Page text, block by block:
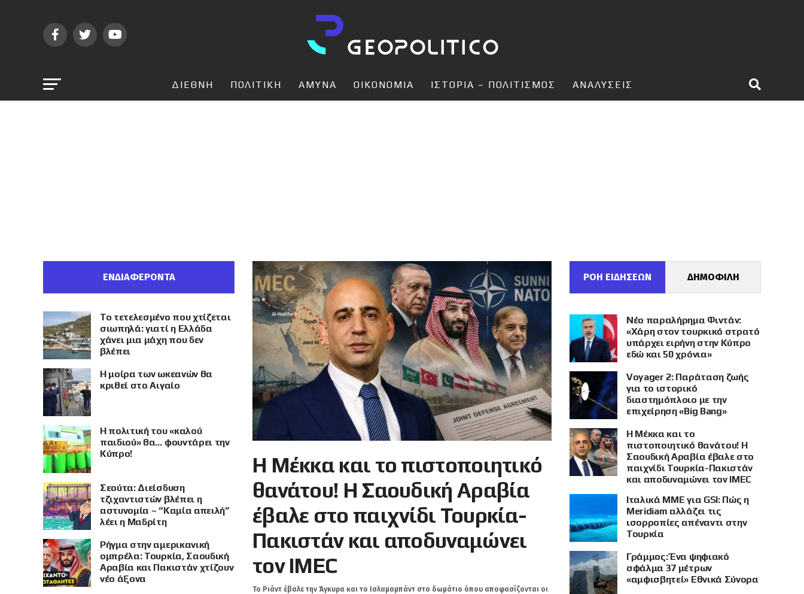
ΔΙΕΘΝΗ ΠΟΛΙΤΙΚΗ ΑΜΥΝΑ ΟΙΚΟΝΟΜΙΑ ΙΣΤΟΡΙΑ – ΠΟΛΙΤΙΣΜΟΣ ΑΝΑΛΥΣΕΙΣ
Η Μέκκα και το πιστοποιητικό
θανάτου! Η Σαουδική Αραβία
έβαλε στο παιχνίδι Τουρκία-
Πακιστάν και αποδυναμώνει
τον IMEC
Το Ριάντ έβαλε την Άγκυρα και τo Ισλαμαμπάντ στο δωμάτιο όπου αποφασίζονται οι
ΕΝΔΙΑΦΕΡΟΝΤΑ
Το τετελεσμένο που χτίζεται
σιωπηλά: γιατί η Ελλάδα
χάνει μια μάχη που δεν
βλέπει
Η μοίρα των ωκεανών θα
κριθεί στο Αιγαίο
Η πολιτική του «καλού
παιδιού» θα… φουντάρει την
Κύπρο!
Σεούτα: Διείσδυση
τζιχαντιστών βλέπει η
αστυνομία – “Καμία απειλή”
λέει η Μαδρίτη
Ρήγμα στην αμερικανική
ομπρέλα: Τουρκία, Σαουδική
Αραβία και Πακιστάν χτίζουν
νέο άξονα
ΡΟΗ ΕΙΔΗΣΕΩΝ ΔΗΜΟΦΙΛΗ
Νέο παραλήρημα Φιντάν:
«Χάρη στον τουρκικό στρατό
υπάρχει ειρήνη στην Κύπρο
εδώ και 50 χρόνια»
Voyager 2: Παράταση ζωής
για το ιστορικό
διαστημόπλοιο με την
επιχείρηση «Big Bang»
Η Μέκκα και το
πιστοποιητικό θανάτου! Η
Σαουδική Αραβία έβαλε στο
παιχνίδι Τουρκία-Πακιστάν
και αποδυναμώνει τον IMEC
Ιταλικά ΜΜΕ για GSI: Πώς η
Meridiam αλλάζει τις
ισορροπίες απέναντι στην
Τουρκία
Γράμμος: Ένα ψηφιακό
σφάλμα 37 μέτρων
«αμφισβητεί» Εθνικά Σύνορα